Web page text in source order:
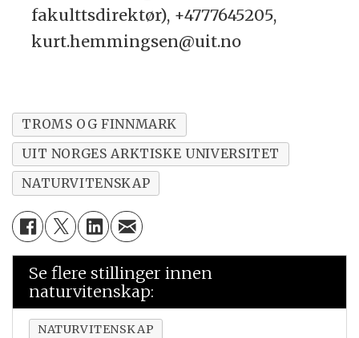
fakulttsdirektør), +4777645205,
kurt.hemmingsen@uit.no
TROMS OG FINNMARK
UIT NORGES ARKTISKE UNIVERSITET
NATURVITENSKAP
Se flere stillinger innen
naturvitenskap:
NATURVITENSKAP